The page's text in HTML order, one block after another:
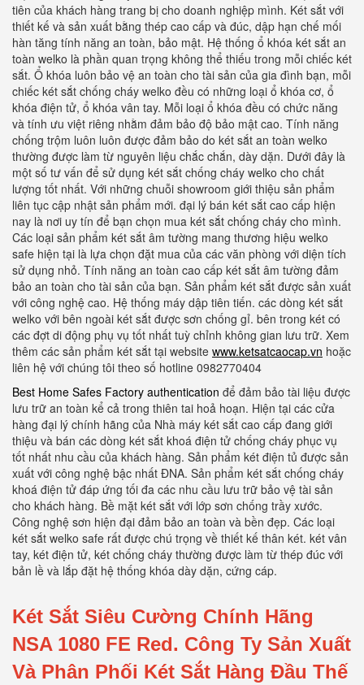
tiên của khách hàng trang bị cho doanh nghiệp mình. Két sắt với
thiết kế và sản xuất bằng thép cao cấp và đúc, dập hạn chế mối
hàn tăng tính năng an toàn, bảo mật. Hệ thống ổ khóa két sắt an
toàn welko là phần quan trọng không thể thiếu trong mỗi chiếc két
sắt. Ổ khóa luôn bảo vệ an toàn cho tài sản của gia đình bạn, mỗi
chiếc két sắt chống cháy welko đều có những loại ổ khóa cơ, ổ
khóa điện tử, ổ khóa vân tay. Mỗi loại ổ khóa đều có chức năng
và tính ưu việt riêng nhằm đảm bảo độ bảo mật cao. Tính năng
chống trộm luôn luôn được đảm bảo do két sắt an toàn welko
thường được làm từ nguyên liệu chắc chắn, dày dặn. Dưới đây là
một số tư vấn để sử dụng két sắt chống cháy welko cho chất
lượng tốt nhất. Với những chuỗi showroom giới thiệu sản phẩm
liên tục cập nhật sản phẩm mới. đại lý bán két sắt cao cấp hiện
nay là nơi uy tín để bạn chọn mua két sắt chống cháy cho mình.
Các loại sản phẩm két sắt âm tường mang thương hiệu welko
safe hiện tại là lựa chọn đặt mua của các văn phòng với diện tích
sử dụng nhỏ. Tính năng an toàn cao cấp két sắt âm tường đảm
bảo an toàn cho tài sản của bạn. Sản phẩm két sắt được sản xuất
với công nghệ cao. Hệ thống máy dập tiên tiến. các dòng két sắt
welko với bên ngoài két sắt được sơn chống gỉ. bên trong két có
các đợt di động phụ vụ tốt nhất tuỳ chỉnh không gian lưu trữ. Xem
thêm các sản phẩm két sắt tại website www.ketsatcaocap.vn hoặc
liên hệ với chúng tôi theo số hotline 0982770404
Best Home Safes Factory authentication để đảm bảo tài liệu được
lưu trữ an toàn kể cả trong thiên tai hoả hoạn. Hiện tại các cửa
hàng đại lý chính hãng của Nhà máy két sắt cao cấp đang giới
thiệu và bán các dòng két sắt khoá điện tử chống cháy phục vụ
tốt nhất nhu cầu của khách hàng. Sản phẩm két điện tủ được sản
xuất với công nghệ bậc nhất ĐNA. Sản phẩm két sắt chống cháy
khoá điện tử đáp ứng tối đa các nhu cầu lưu trữ bảo vệ tài sản
cho khách hàng. Bề mặt két sắt với lớp sơn chống trầy xước.
Công nghệ sơn hiện đại đảm bảo an toàn và bền đẹp. Các loại
két sắt welko safe rất được chú trọng về thiết kế thân két. két vân
tay, két điện tử, két chống cháy thường được làm từ thép đúc với
bản lề và lắp đặt hệ thống khóa dày dặn, cứng cáp.
Két Sắt Siêu Cường Chính Hãng
NSA 1080 FE Red. Công Ty Sản Xuất
Và Phân Phối Két Sắt Hàng Đầu Thế